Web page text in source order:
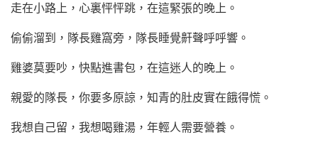
走在小路上，心裏怦怦跳，在這緊張的晚上。
偷偷溜到，隊長雞窩旁，隊長睡覺鼾聲呼呼響。
雞婆莫要吵，快點進書包，在這迷人的晚上。
親愛的隊長，你要多原諒，知青的肚皮實在餓得慌。
我想自己留，我想喝雞湯，年輕人需要營養。